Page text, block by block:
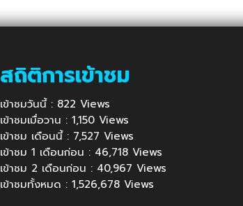
สถิติการเข้าชม
เข้าชมวันนี้ : 822 Views
เข้าชมเมื่อวาน : 1,150 Views
เข้าชม เดือนนี้ : 7,527 Views
เข้าชม 1 เดือนก่อน : 46,718 Views
เข้าชม 2 เดือนก่อน : 40,967 Views
เข้าชมทั้งหมด : 1,526,678 Views